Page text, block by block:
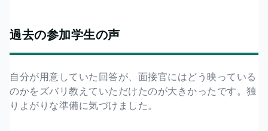
過去の参加学生の声
自分が用意していた回答が、面接官にはどう映っている
のかをズバリ教えていただけたのが大きかったです。独
りよがりな準備に気づけました。